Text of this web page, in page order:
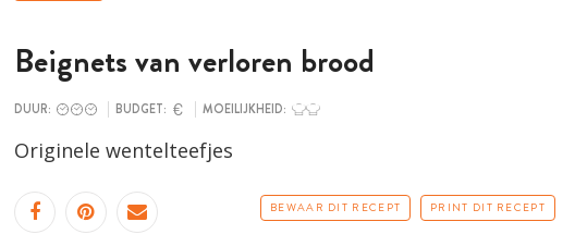
Beignets van verloren brood
DUUR: BUDGET: MOEILIJKHEID:
Originele wentelteefjes
BEWAAR DIT RECEPT PRINT DIT RECEPT